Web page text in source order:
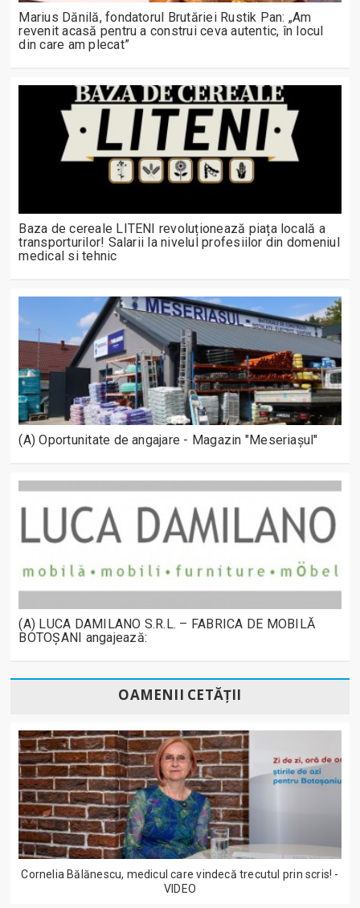
Marius Dănilă, fondatorul Brutăriei Rustik Pan: „Am
revenit acasă pentru a construi ceva autentic, în locul
din care am plecat”
Baza de cereale LITENI revoluționează piața locală a
transporturilor! Salarii la nivelul profesiilor din domeniul
medical si tehnic
(A) Oportunitate de angajare - Magazin "Meseriașul"
(A) LUCA DAMILANO S.R.L. – FABRICA DE MOBILĂ
BOTOȘANI angajează:
OAMENII CETĂȚII
Cornelia Bălănescu, medicul care vindecă trecutul prin scris! -
VIDEO